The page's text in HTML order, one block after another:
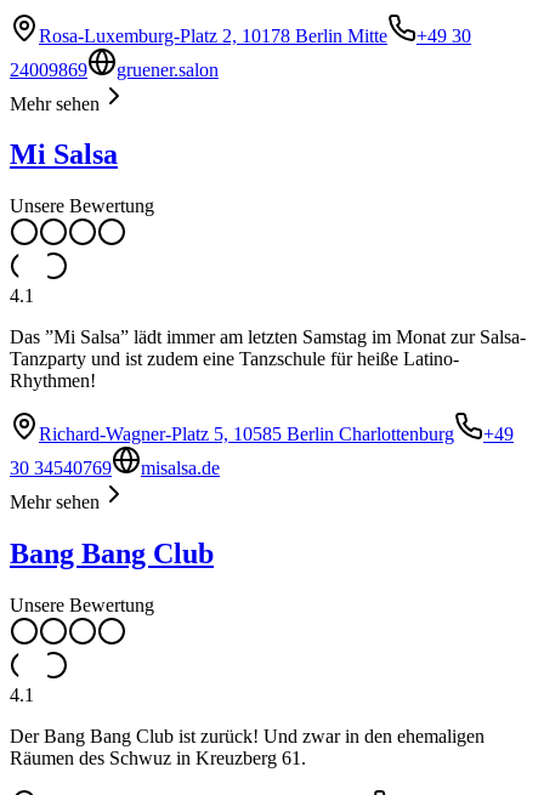
Rosa-Luxemburg-Platz 2, 10178 Berlin Mitte
+49 30
24009869
gruener.salon
Mehr sehen
Mi Salsa
Unsere Bewertung
4.1
Das ”Mi Salsa” lädt immer am letzten Samstag im Monat zur Salsa-
Tanzparty und ist zudem eine Tanzschule für heiße Latino-
Rhythmen!
Richard-Wagner-Platz 5, 10585 Berlin Charlottenburg
+49
30 34540769
misalsa.de
Mehr sehen
Bang Bang Club
Unsere Bewertung
4.1
Der Bang Bang Club ist zurück! Und zwar in den ehemaligen
Räumen des Schwuz in Kreuzberg 61.